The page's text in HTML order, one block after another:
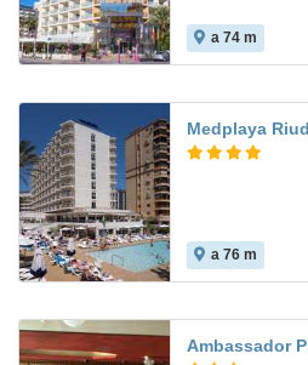
a 74 m
Medplaya
a 76 m
Ambassador